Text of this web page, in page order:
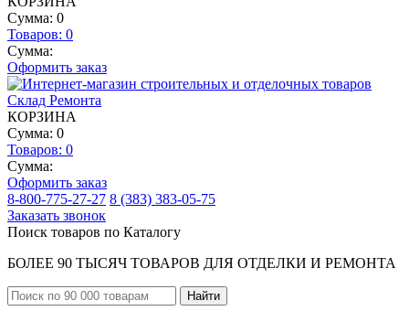
Сумма: 0
Товаров: 0
Сумма:
Оформить заказ
КОРЗИНА
Сумма: 0
Товаров: 0
Сумма:
Оформить заказ
8-800-775-27-27 8 (383) 383-05-75
Заказать звонок
Поиск товаров по Каталогу
БОЛЕЕ 90 ТЫСЯЧ ТОВАРОВ ДЛЯ ОТДЕЛКИ И РЕМОНТА